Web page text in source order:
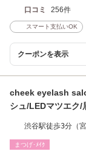
口コミ 256件
スマート支払いOK
クーポンを表示
cheek eyelash
シュ/LEDマツエク/
渋谷駅徒歩3分（
まつげ･ﾒｲｸ